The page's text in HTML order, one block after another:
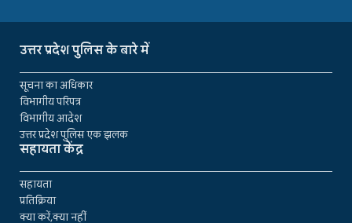
उत्तर प्रदेश पुलिस के बारे में
सूचना का अधिकार
विभागीय परिपत्र
विभागीय आदेश
उत्तर प्रदेश पुलिस एक झलक
सहायता केंद्र
सहायता
प्रतिक्रिया
क्या करें,क्या नहीं